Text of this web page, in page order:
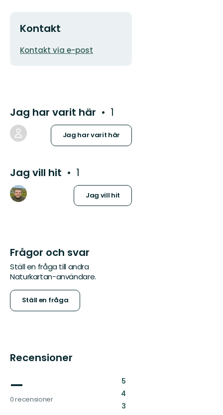
Kontakt
E-
Kontakt via e-post
Jag har varit här 1
Jag har varit här
Jag vill hit 1
Jag vill hit
Frågor och svar
Ställ en fråga till andra
Naturkartan-användare.
Ställ en fråga
Recensioner
—
0 recensioner
5:
4:
3: